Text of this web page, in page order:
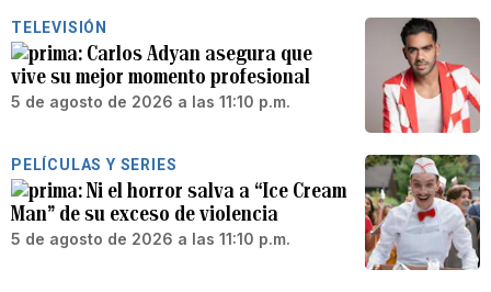
TELEVISIÓN
Carlos Adyan asegura que
vive su mejor momento profesional
5 de agosto de 2026 a las 11:10 p.m.
PELÍCULAS Y SERIES
Ni el horror salva a “Ice Cream
Man” de su exceso de violencia
5 de agosto de 2026 a las 11:10 p.m.